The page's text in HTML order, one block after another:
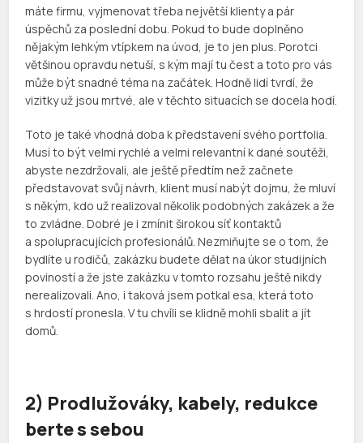
máte firmu, vyjmenovat třeba největší klienty a pár
úspěchů za poslední dobu. Pokud to bude doplněno
nějakým lehkým vtípkem na úvod, je to jen plus. Porotci
většinou opravdu netuší, s kým mají tu čest a toto pro vás
může být snadné téma na začátek. Hodně lidí tvrdí, že
vizitky už jsou mrtvé, ale v těchto situacích se docela hodí.
Toto je také vhodná doba k představení svého portfolia.
Musí to být velmi rychlé a velmi relevantní k dané soutěži,
abyste nezdržovali, ale ještě předtím než začnete
představovat svůj návrh, klient musí nabýt dojmu, že mluví
s někým, kdo už realizoval několik podobných zakázek a že
to zvládne. Dobré je i zmínit širokou síť kontaktů
a spolupracujících profesionálů. Nezmiňujte se o tom, že
bydlíte u rodičů, zakázku budete dělat na úkor studijních
poviností a že jste zakázku v tomto rozsahu ještě nikdy
nerealizovali. Ano, i taková jsem potkal esa, která toto
s hrdostí pronesla. V tu chvíli se klidně mohli sbalit a jít
domů.
2) Prodlužováky, kabely, redukce
berte s sebou